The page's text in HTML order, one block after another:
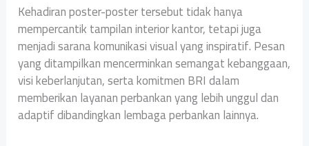
Kehadiran poster-poster tersebut tidak hanya
mempercantik tampilan interior kantor, tetapi juga
menjadi sarana komunikasi visual yang inspiratif. Pesan
yang ditampilkan mencerminkan semangat kebanggaan,
visi keberlanjutan, serta komitmen BRI dalam
memberikan layanan perbankan yang lebih unggul dan
adaptif dibandingkan lembaga perbankan lainnya.